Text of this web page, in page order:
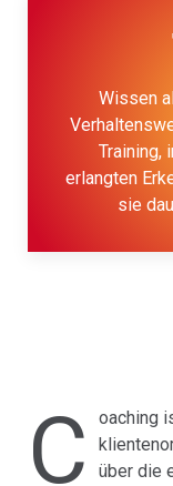
Wissen
Training,
erlangten
sie
C
oaching
über die